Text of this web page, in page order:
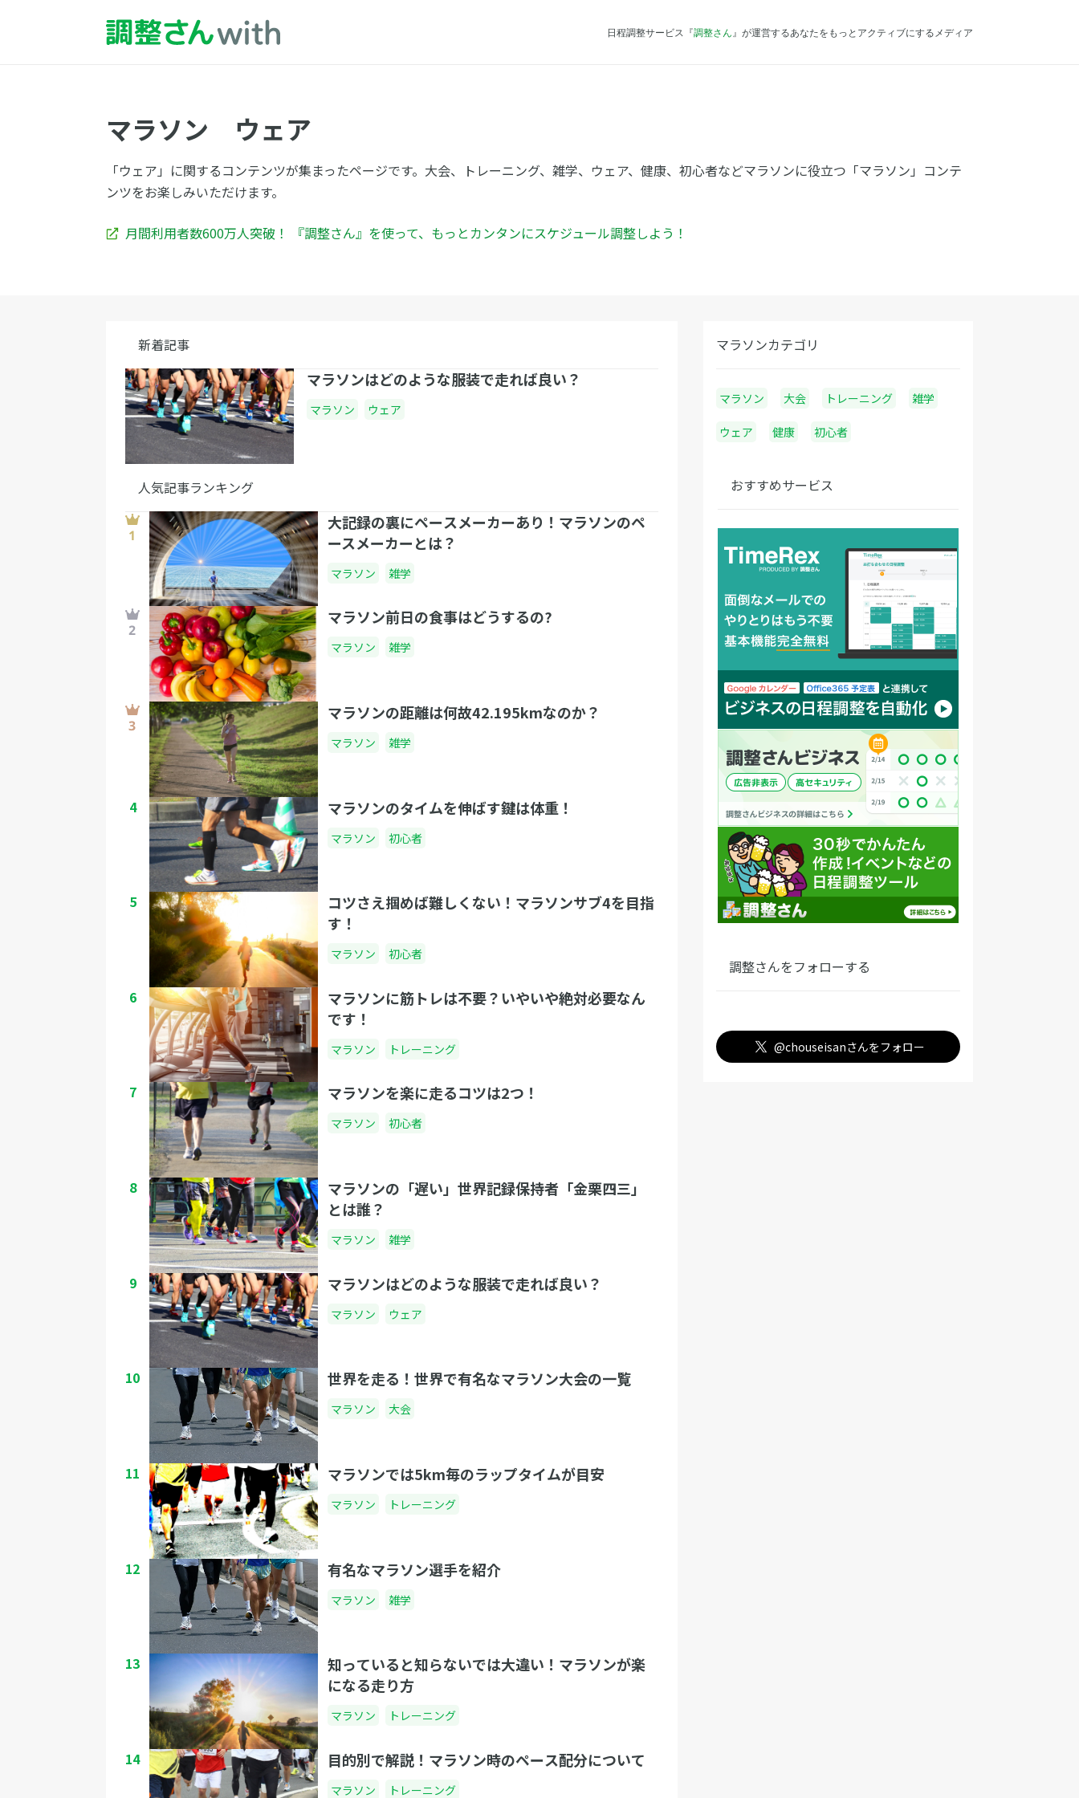
日程調整サービス『調整さん 』が運営するあなたをもっとアクティブにするメディア
マラソン ウェア
「ウェア」に関するコンテンツが集まったページです。大会、トレーニング、雑学、ウェア、健康、初心者などマラソンに役立つ「マラソン」コンテ
ンツをお楽しみいただけます。
月間利用者数600万人突破！ 『調整さん』を使って、もっとカンタンにスケジュール調整しよう！
新着記事
マラソンはどのような服装で走れば良い？
マラソン ウェア
人気記事ランキング
大記録の裏にペースメーカーあり！マラソンのペ
ースメーカーとは？
マラソン 雑学
マラソン前日の食事はどうするの?
マラソン 雑学
マラソンの距離は何故42.195kmなのか？
マラソン 雑学
4 マラソンのタイムを伸ばす鍵は体重！
マラソン 初心者
5
コツさえ掴めば難しくない！マラソンサブ4を目指
す！
マラソン 初心者
6
マラソンに筋トレは不要？いやいや絶対必要なん
です！
マラソン トレーニング
7 マラソンを楽に走るコツは2つ！
マラソン 初心者
8
マラソンの「遅い」世界記録保持者「金栗四三」
とは誰？
マラソン 雑学
9 マラソンはどのような服装で走れば良い？
マラソン ウェア
10 世界を走る！世界で有名なマラソン大会の一覧
マラソン 大会
11 マラソンでは5km毎のラップタイムが目安
マラソン トレーニング
12 有名なマラソン選手を紹介
マラソン 雑学
13
知っていると知らないでは大違い！マラソンが楽
になる走り方
マラソン トレーニング
14 目的別で解説！マラソン時のペース配分について
マラソン トレーニング
マラソンカテゴリ
マラソン 大会 トレーニング 雑学
ウェア 健康 初心者
おすすめサービス
調整さんをフォローする
@chouseisanさんをフォロー